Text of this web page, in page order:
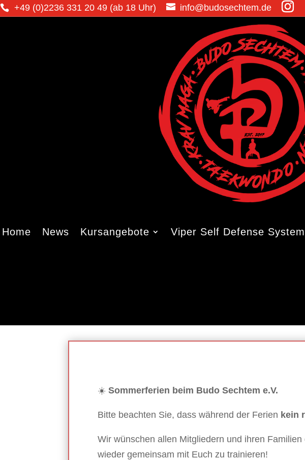
+49 (0)2236 331 20 49 (ab 18 Uhr) info@budosechtem.de
Home News Kursangebote Viper Self Defense System
☀️Sommerferien beim Budo Sechtem e.V.
Bitte beachten Sie, dass während der Ferien kein
Wir wünschen allen Mitgliedern und ihren
wieder gemeinsam mit Euch zu trainieren!